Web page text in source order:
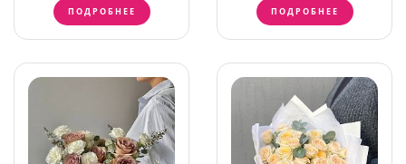
ПОДРОБНЕЕ ПОДРОБНЕЕ